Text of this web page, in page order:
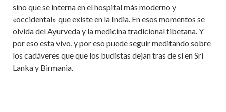
sino que se interna en el hospital más moderno y
«occidental» que existe en la India. En esos momentos se
olvida del Ayurveda y la medicina tradicional tibetana. Y
por eso esta vivo, y por eso puede seguir meditando sobre
los cadáveres que que los budistas dejan tras de sí en Sri
Lanka y Birmania.